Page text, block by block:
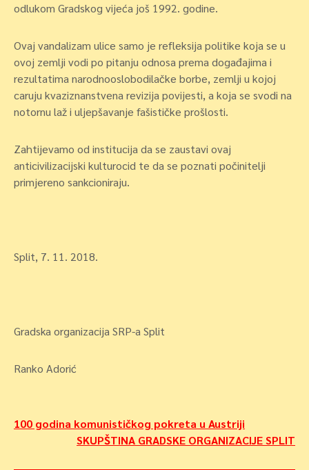
odlukom Gradskog vijeća još 1992. godine.
Ovaj vandalizam ulice samo je refleksija politike koja se u
ovoj zemlji vodi po pitanju odnosa prema događajima i
rezultatima narodnooslobodilačke borbe, zemlji u kojoj
caruju kvaziznanstvena revizija povijesti, a koja se svodi na
notornu laž i uljepšavanje fašističke prošlosti.
Zahtijevamo od institucija da se zaustavi ovaj
anticivilizacijski kulturocid te da se poznati počinitelji
primjereno sankcioniraju.
Split, 7. 11. 2018.
Gradska organizacija SRP-a Split
Ranko Adorić
Navigacija
objava
100 godina komunističkog pokreta u Austriji
SKUPŠTINA GRADSKE ORGANIZACIJE SPLIT